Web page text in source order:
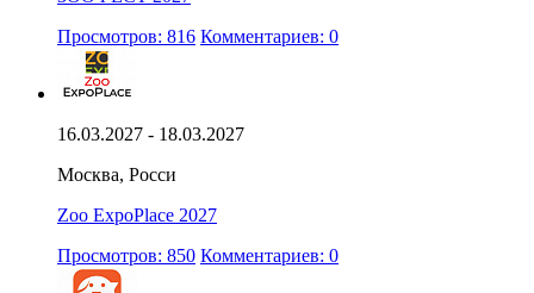
Просмотров: 816 Комментариев: 0
16.03.2027 - 18.03.2027
Москва, Росси
Zoo ExpoPlace 2027
Просмотров: 850 Комментариев: 0